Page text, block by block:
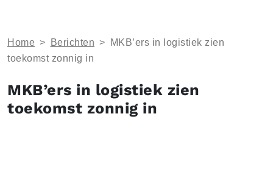
Home > Berichten >
MKB’ers in logistiek zien
toekomst zonnig in
MKB’ers in logistiek zien
toekomst zonnig in